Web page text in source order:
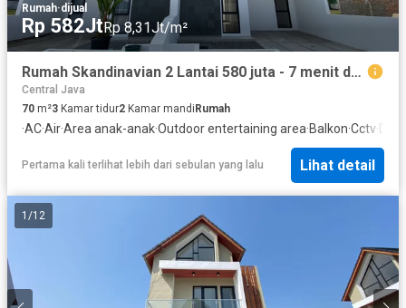
Rumah·dijual
Rp 582JtRp 8,31Jt/m²
Rumah Skandinavian 2 Lantai 580 juta - 7 menit dari UNS
Central Java
70 m²3 Kamar tidur2 Kamar mandiRumah
·AC·Air·Area anak-anak·Outdoor entertaining area·Balkon·Cctv·
Pertama kali terlihat lebih dari sebulan yang lalu Lihat detail
1 /12